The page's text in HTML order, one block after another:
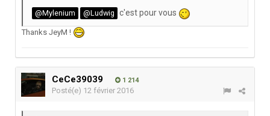
@Mylenium @Ludwig c'est pour vous
Thanks JeyM !
CeCe39039 1 214
Posté(e) 12 février 2016